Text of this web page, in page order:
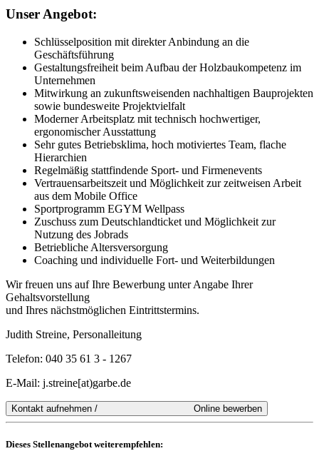
Unser Angebot:
Schlüsselposition mit direkter Anbindung an die
Geschäftsführung
Gestaltungsfreiheit beim Aufbau der Holzbaukompetenz im
Unternehmen
Mitwirkung an zukunftsweisenden nachhaltigen Bauprojekten
sowie bundesweite Projektvielfalt
Moderner Arbeitsplatz mit technisch hochwertiger,
ergonomischer Ausstattung
Sehr gutes Betriebsklima, hoch motiviertes Team, flache
Hierarchien
Regelmäßig stattfindende Sport- und Firmenevents
Vertrauensarbeitszeit und Möglichkeit zur zeitweisen Arbeit
aus dem Mobile Office
Sportprogramm EGYM Wellpass
Zuschuss zum Deutschlandticket und Möglichkeit zur
Nutzung des Jobrads
Betriebliche Altersversorgung
Coaching und individuelle Fort- und Weiterbildungen
Wir freuen uns auf Ihre Bewerbung unter Angabe Ihrer
Gehaltsvorstellung
und Ihres nächstmöglichen Eintrittstermins.
Judith Streine, Personalleitung
Telefon: 040 35 61 3 - 1267
E-Mail: j.streine[at)garbe.de
Dieses Stellenangebot weiterempfehlen: